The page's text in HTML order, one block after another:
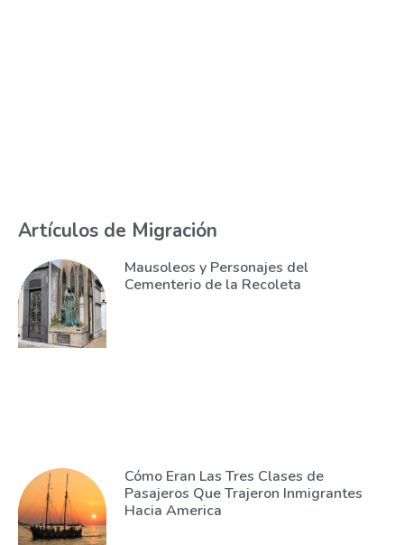
Artículos de Migración
Mausoleos y Personajes del
Cementerio de la Recoleta
Cómo Eran Las Tres Clases de
Pasajeros Que Trajeron Inmigrantes
Hacia America